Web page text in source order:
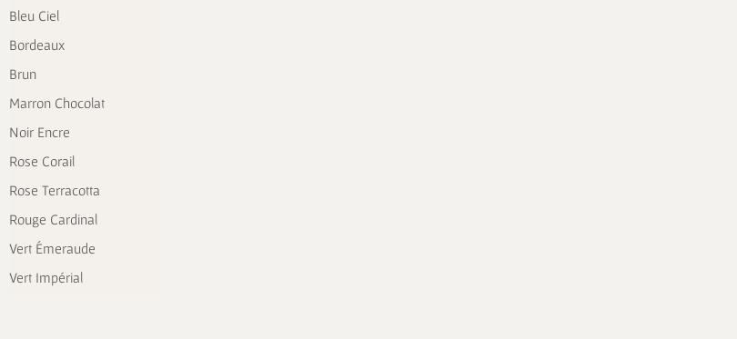
Bleu Ciel
Bordeaux
Brun
Marron Chocolat
Noir Encre
Rose Corail
Rose Terracotta
Rouge Cardinal
Vert Émeraude
Vert Impérial